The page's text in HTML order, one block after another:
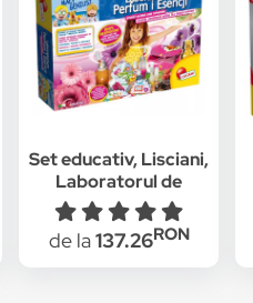
Set educativ, Lisciani,
Laboratorul de
parfum
de la137.26RON